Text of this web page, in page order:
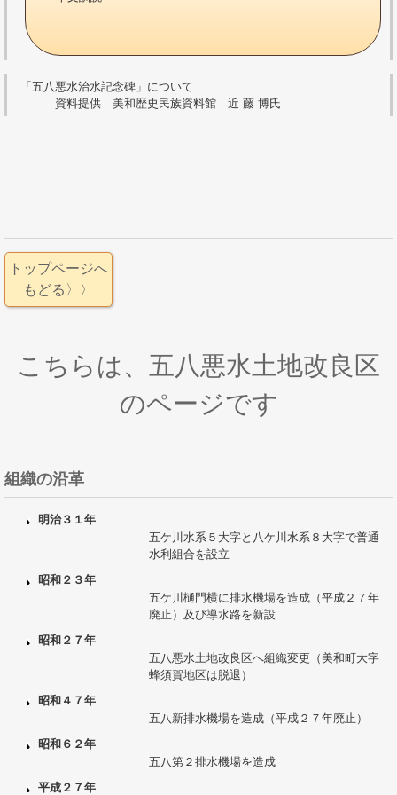
「五八悪水治水記念碑」について
資料提供 美和歴史民族資料館 近 藤 博氏
トップページへ
もどる〉〉
こちらは、五八悪水土地改良区
のページです
組織の沿革
明治３１年
五ケ川水系５大字と八ケ川水系８大字で普通
水利組合を設立
昭和２３年
五ケ川樋門横に排水機場を造成（平成２７年
廃止）及び導水路を新設
昭和２７年
五八悪水土地改良区へ組織変更（美和町大字
蜂須賀地区は脱退）
昭和４７年
五八新排水機場を造成（平成２７年廃止）
昭和６２年
五八第２排水機場を造成
平成２７年